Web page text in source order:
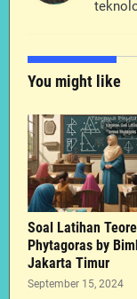
You might like
Soal Latihan
Phytagoras by
Jakarta Timur
September 15, 2024